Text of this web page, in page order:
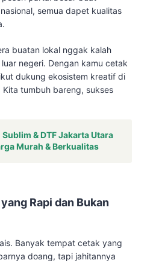
semua dapet kualitas
buatan lokal nggak kalah
negeri. Dengan kamu cetak
dukung ekosistem kreatif di
tumbuh bareng, sukses
Sublim & DTF Jakarta Utara
Murah & Berkualitas
Rapi dan Bukan
Banyak tempat cetak yang
doang, tapi jahitannya